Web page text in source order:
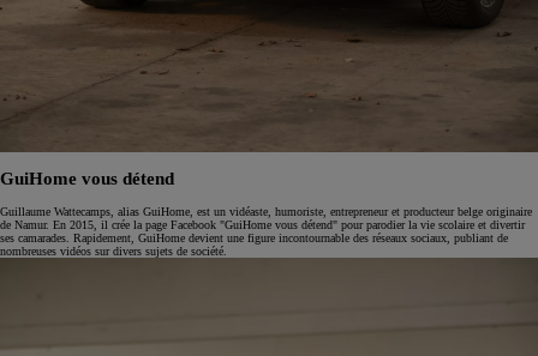
GuiHome vous détend
Guillaume Wattecamps, alias GuiHome, est un vidéaste, humoriste, entrepreneur et producteur belge originaire
de Namur. En 2015, il crée la page Facebook "GuiHome vous détend" pour parodier la vie scolaire et divertir
ses camarades. Rapidement, GuiHome devient une figure incontournable des réseaux sociaux, publiant de
nombreuses vidéos sur divers sujets de société.